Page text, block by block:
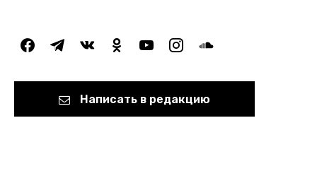
facebooktelegramvkontakteodnoklassniki
youtubeinstagramsoundcloud
Написать в редакцию